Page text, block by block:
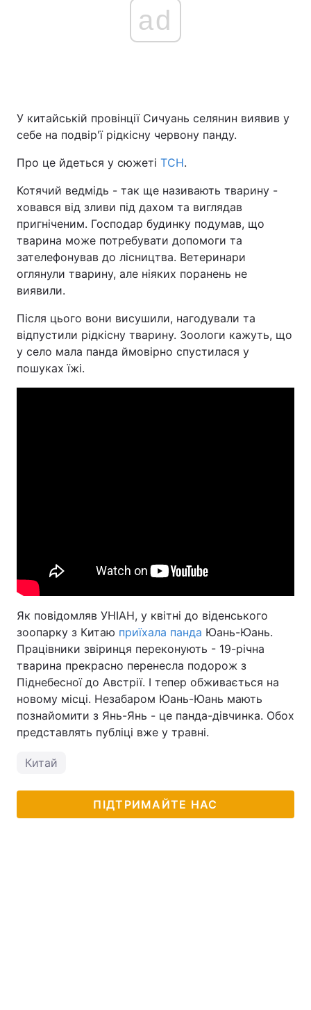
ad
У китайській провінції Сичуань селянин виявив у
себе на подвір'ї рідкісну червону панду.
Про це йдеться у сюжеті ТСН.
Котячий ведмідь - так ще називають тварину -
ховався від зливи під дахом та виглядав
пригніченим. Господар будинку подумав, що
тварина може потребувати допомоги та
зателефонував до лісництва. Ветеринари
оглянули тварину, але ніяких поранень не
виявили.
Після цього вони висушили, нагодували та
відпустили рідкісну тварину. Зоологи кажуть, що
у село мала панда ймовірно спустилася у
пошуках їжі.
Як повідомляв УНІАН, у квітні до віденського
зоопарку з Китаю приїхала панда Юань-Юань.
Працівники звіринця переконують - 19-річна
тварина прекрасно перенесла подорож з
Піднебесної до Австрії. І тепер обживається на
новому місці. Незабаром Юань-Юань мають
познайомити з Янь-Янь - це панда-дівчинка. Обох
представлять публіці вже у травні.
Китай
ПІДТРИМАЙТЕ НАС